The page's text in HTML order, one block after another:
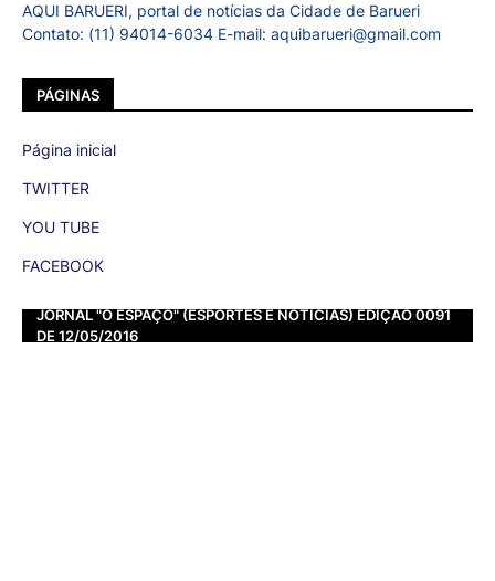
AQUI BARUERI, portal de notícias da Cidade de Barueri
Contato: (11) 94014-6034 E-mail: aquibarueri@gmail.com
PÁGINAS
Página inicial
TWITTER
YOU TUBE
FACEBOOK
JORNAL "O ESPAÇO" (ESPORTES E NOTÍCIAS) EDIÇÃO 0091
DE 12/05/2016